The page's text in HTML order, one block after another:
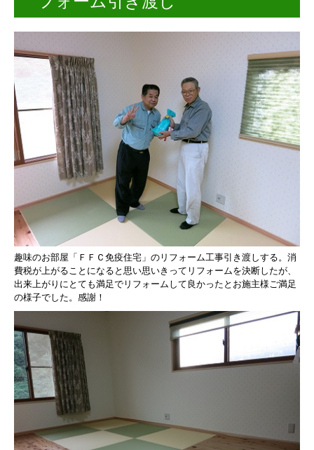
趣味のお部屋「ＦＦＣ免疫住宅」のリフォーム工事引き渡しする。 消
費税が上がることになると思い思いきってリフォームを決断したが、
出来上がりにとても満足でリフォームして良かったと お施主様ご満足
の様子でした。 感謝！